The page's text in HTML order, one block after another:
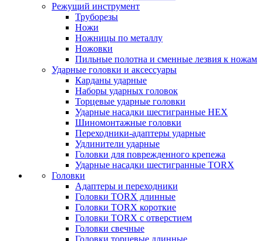
Режущий инструмент
Труборезы
Ножи
Ножницы по металлу
Ножовки
Пильные полотна и сменные лезвия к ножам
Ударные головки и аксессуары
Карданы ударные
Наборы ударных головок
Торцевые ударные головки
Ударные насадки шестигранные HEX
Шиномонтажные головки
Переходники-адаптеры ударные
Удлинители ударные
Головки для поврежденного крепежа
Ударные насадки шестигранные TORX
Головки
Адаптеры и переходники
Головки TORX длинные
Головки TORX короткие
Головки TORX с отверстием
Головки свечные
Головки торцевые длинные